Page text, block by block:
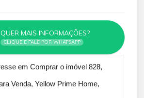
QUER MAIS INFORMAÇÕES?
CLIQUE E FALE POR WHATSAPP